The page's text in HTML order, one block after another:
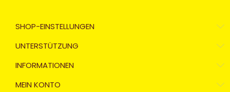
SHOP-EINSTELLUNGEN
UNTERSTÜTZUNG
INFORMATIONEN
MEIN KONTO